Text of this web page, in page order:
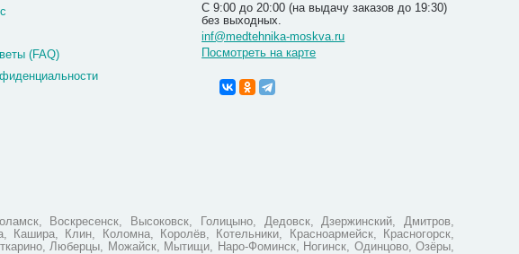
(FAQ)
С 9:00 до 20:00 (на выдачу заказов до 19:30)
без выходных.
inf@medtehnika-moskva.ru
Посмотреть на карте
Воскресенск, Высоковск, Голицыно, Дедовск, Дзержинский, Дмитров,
Клин, Коломна, Королёв, Котельники, Красноармейск, Красногорск,
Люберцы, Можайск, Мытищи, Наро-Фоминск, Ногинск, Одинцово, Озёры,